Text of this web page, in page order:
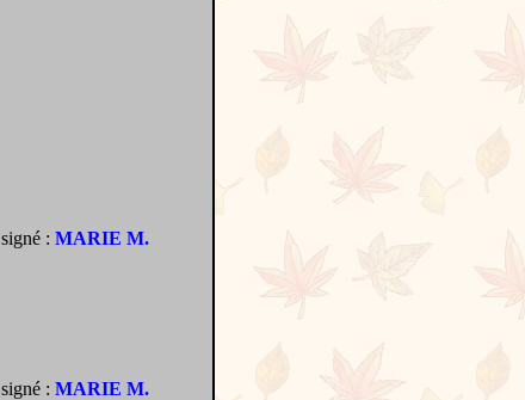
signé : MARIE M.
signé : MARIE M.